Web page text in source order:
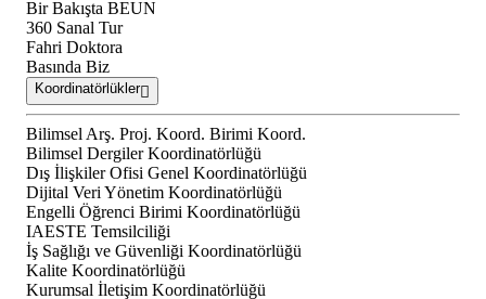
Bir Bakışta BEUN
360 Sanal Tur
Fahri Doktora
Basında Biz
Koordinatörlükler
Bilimsel Arş. Proj. Koord. Birimi Koord.
Bilimsel Dergiler Koordinatörlüğü
Dış İlişkiler Ofisi Genel Koordinatörlüğü
Dijital Veri Yönetim Koordinatörlüğü
Engelli Öğrenci Birimi Koordinatörlüğü
IAESTE Temsilciliği
İş Sağlığı ve Güvenliği Koordinatörlüğü
Kalite Koordinatörlüğü
Kurumsal İletişim Koordinatörlüğü